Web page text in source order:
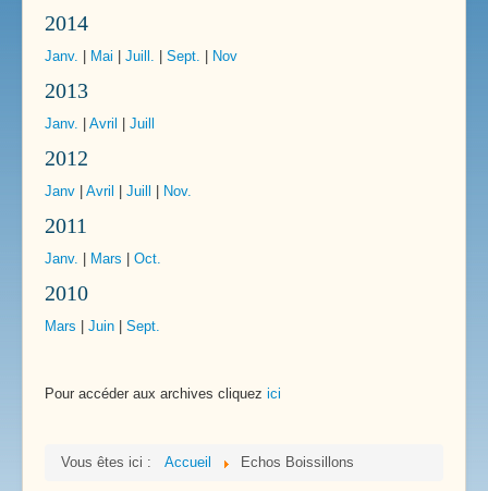
2014
Janv. Mai Juill. Sept. Nov
2013
Janv. Avril Juill
2012
Janv Avril Juill Nov.
2011
Janv. Mars Oct.
2010
Mars Juin Sept.
Pour accéder aux archives cliquez ici
Vous êtes ici : Accueil Echos Boissillons